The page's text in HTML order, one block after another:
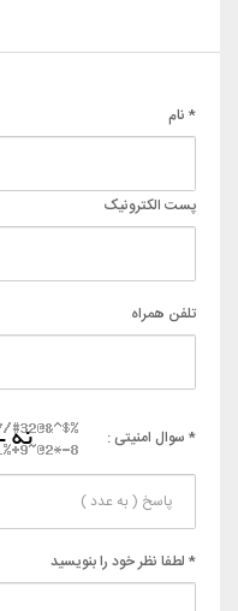
* نام
پست الکترونیک
تلفن همراه
* سوال امنیتی :
* لطفا نظر خود را بنویسید